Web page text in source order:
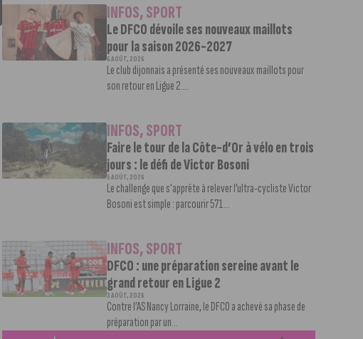
INFOS,SPORT
Le DFCO dévoile ses nouveaux maillots
pour la saison 2026-2027
6 AOÛT, 2026
Le club dijonnais a présenté ses nouveaux maillots pour
son retour en Ligue 2....
INFOS,SPORT
Faire le tour de la Côte-d’Or à vélo en trois
jours : le défi de Victor Bosoni
5 AOÛT, 2026
Le challenge que s’apprête à relever l’ultra-cycliste Victor
Bosoni est simple : parcourir 571...
INFOS,SPORT
DFCO : une préparation sereine avant le
grand retour en Ligue 2
3 AOÛT, 2026
Contre l’AS Nancy Lorraine, le DFCO a achevé sa phase de
préparation par un...